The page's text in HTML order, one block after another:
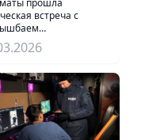
прошла
встреча с